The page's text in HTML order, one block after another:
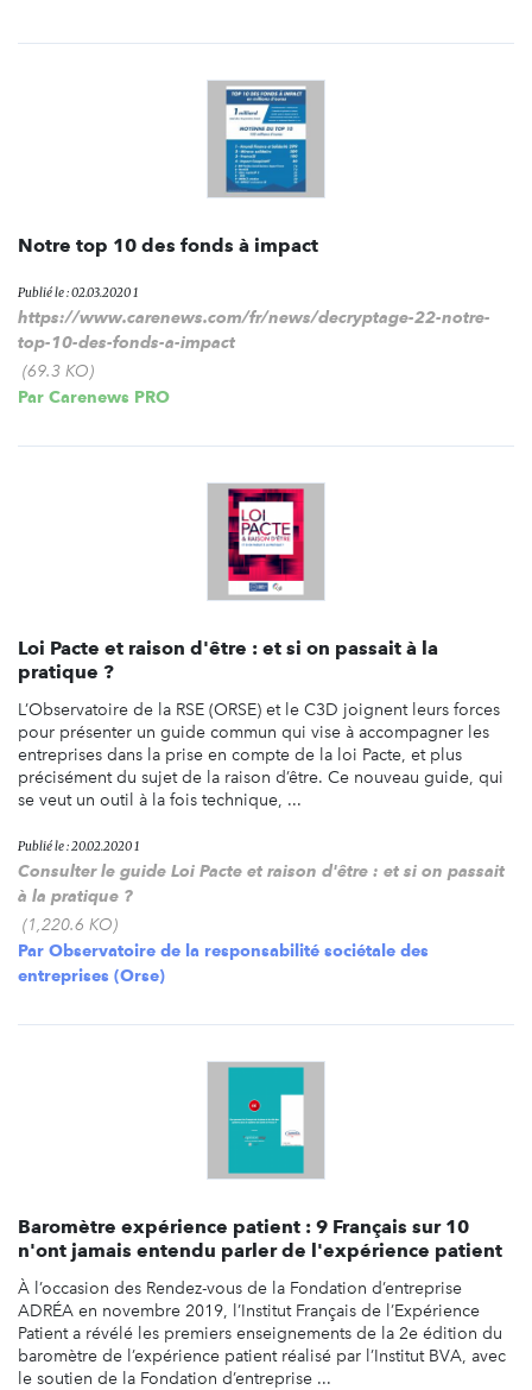
Notre top 10 des fonds à impact
Publié le : 02.03.2020 1
https://www.carenews.com/fr/news/decryptage-22-notre-
top-10-des-fonds-a-impact
(69.3 KO)
Par Carenews PRO
Loi Pacte et raison d'être : et si on passait à la
pratique ?
L’Observatoire de la RSE (ORSE) et le C3D joignent leurs forces
pour présenter un guide commun qui vise à accompagner les
entreprises dans la prise en compte de la loi Pacte, et plus
précisément du sujet de la raison d’être. Ce nouveau guide, qui
se veut un outil à la fois technique, ...
Publié le : 20.02.2020 1
Consulter le guide Loi Pacte et raison d'être : et si on passait
à la pratique ?
(1,220.6 KO)
Par Observatoire de la responsabilité sociétale des
entreprises (Orse)
Baromètre expérience patient : 9 Français sur 10
n'ont jamais entendu parler de l'expérience patient
À l’occasion des Rendez-vous de la Fondation d’entreprise
ADRÉA en novembre 2019, l’Institut Français de l’Expérience
Patient a révélé les premiers enseignements de la 2e édition du
baromètre de l’expérience patient réalisé par l’Institut BVA, avec
le soutien de la Fondation d’entreprise ...